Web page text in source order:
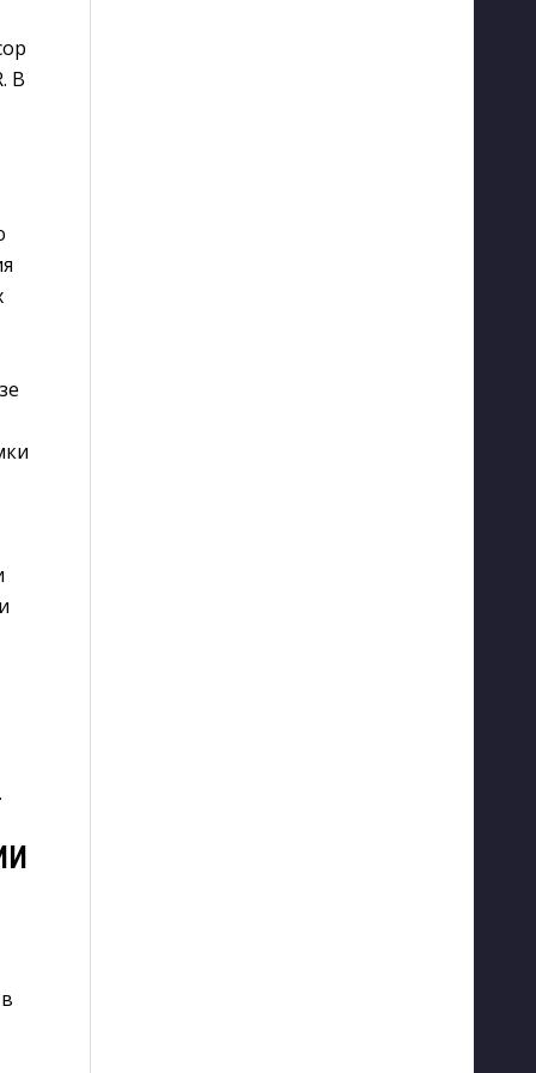
В